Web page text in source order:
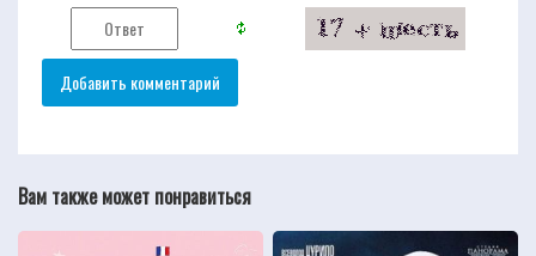
Вам также может понравиться